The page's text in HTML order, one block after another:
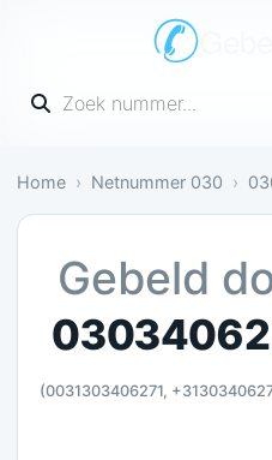
Vul een telefoonnummer in
Home Netnummer 030
Irritant: 4 meldingen
Gebeld
(0031303406271,